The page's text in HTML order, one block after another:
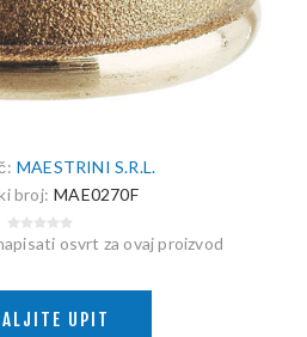
MAESTRINI S.R.L.
broj: MAE0270F
osvrt za ovaj proizvod
UPIT